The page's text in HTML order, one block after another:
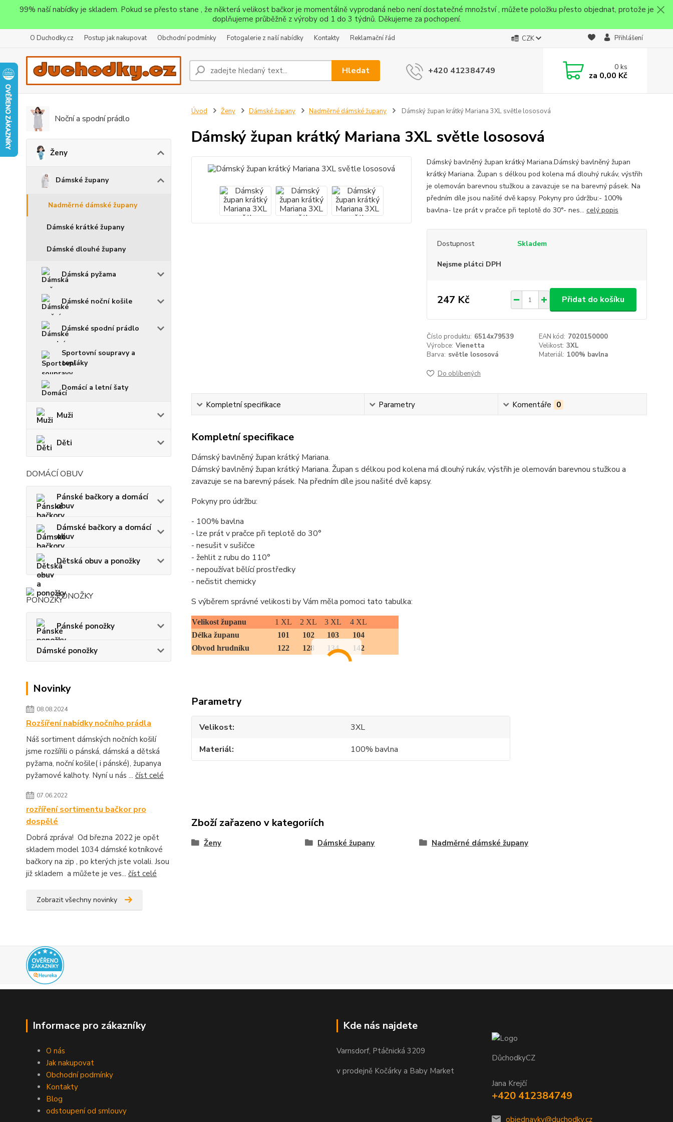
99% naší nabídky je skladem. Pokud se přesto stane , že některá velikost bačkor je momentálně vyprodaná nebo není dostatečné množství , můžete položku přesto objednat, protože je
doplňujeme průběžně z výroby od 1 do 3 týdnů. Děkujeme za pochopení.
O Duchodky.cz Postup jak nakupovat Obchodní podmínky Fotogalerie z naší nabídky Kontakty Reklamační řád CZK Přihlášení
Hledat +420 412384749 0ks
za 0,00 Kč
Noční a spodní prádlo
Ženy
Dámské župany
Nadměrné dámské župany
Dámské krátké župany
Dámské dlouhé župany
Dámská pyžama
Dámské noční košile
Dámské spodní prádlo
Sportovní soupravy a
tepláky
Domácí a letní šaty
Muži
Děti
DOMÁCÍ OBUV
Pánské bačkory a domácí
obuv
Dámské bačkory a domácí
obuv
Dětská obuv a ponožky
PONOŽKY
Pánské ponožky
Dámské ponožky
Novinky
08.08.2024
Rozšíření nabídky nočního prádla
Náš sortiment dámských nočních košilí
jsme rozšířili o pánská, dámská a dětská
pyžama, noční košile( i pánské), županya
pyžamové kalhoty. Nyní u nás ... číst celé
07.06.2022
rozříření sortimentu bačkor pro
dospělé
Dobrá zpráva! Od března 2022 je opět
skladem model 1034 dámské kotníkové
bačkory na zip , po kterých jste volali. Jsou
již skladem a můžete je ves... číst celé
Zobrazit všechny novinky
Úvod Ženy Dámské župany Nadměrné dámské župany Dámský župan krátký Mariana 3XL světle lososová
Dámský župan krátký Mariana 3XL světle lososová
Dámský bavlněný župan krátký Mariana.Dámský bavlněný župan
krátký Mariana. Župan s délkou pod kolena má dlouhý rukáv, výstřih
je olemován barevnou stužkou a zavazuje se na barevný pásek. Na
předním díle jsou našité dvě kapsy. Pokyny pro údržbu:- 100%
bavlna- lze prát v pračce při teplotě do 30°- nes... celý popis
Dostupnost Skladem
Nejsme plátci DPH
247 Kč Přidat do košíku
Číslo produktu: 6514x79539 EAN kód: 7020150000
Výrobce: Vienetta Velikost: 3XL
Barva: světle lososová Materiál: 100% bavlna
Do oblíbených
Kompletní specifikace Parametry Komentáře 0
Kompletní specifikace
Dámský bavlněný župan krátký Mariana.
Dámský bavlněný župan krátký Mariana. Župan s délkou pod kolena má dlouhý rukáv, výstřih je olemován barevnou stužkou a
zavazuje se na barevný pásek. Na předním díle jsou našité dvě kapsy.
Pokyny pro údržbu:
- 100% bavlna
- lze prát v pračce při teplotě do 30°
- nesušit v sušičce
- žehlit z rubu do 110°
- nepoužívat bělící prostředky
- nečistit chemicky
S výběrem správné velikosti by Vám měla pomoci tato tabulka:
Velikost županu 1 XL 2 XL 3 XL
4 XL
Délka županu
101 102 103
104
Obvod hrudníku
122 128 134 142
Parametry
Velikost
3XL
Materiál
100% bavlna
Zboží zařazeno v kategoriích
Ženy Dámské župany Nadměrné dámské župany
Informace pro zákazníky
O nás
Jak nakupovat
Obchodní podmínky
Kontakty
Blog
odstoupení od smlouvy
Kde nás najdete
Varnsdorf, Ptáčnická 3209
v prodejně Kočárky a Baby Market
DůchodkyCZ
Jana Krejčí
+420 412384749
objednavky@duchodky.cz